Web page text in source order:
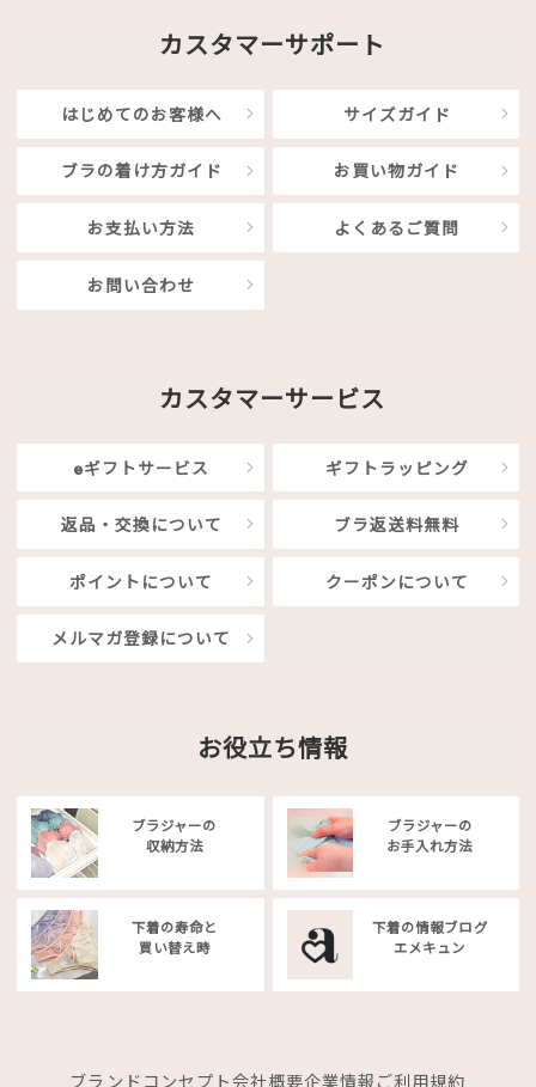
カスタマーサポート
はじめてのお客様へ サイズガイド
ブラの着け方ガイド お買い物ガイド
お支払い方法 よくあるご質問
お問い合わせ
カスタマーサービス
eギフトサービス ギフトラッピング
返品・交換について ブラ返送料無料
ポイントについて クーポンについて
メルマガ登録について
お役立ち情報
ブラジャーの
収納方法
ブラジャーの
お手入れ方法
下着の寿命と
買い替え時
下着の情報ブログ
エメキュン
ブランドコンセプト会社概要企業情報 ご利用規約